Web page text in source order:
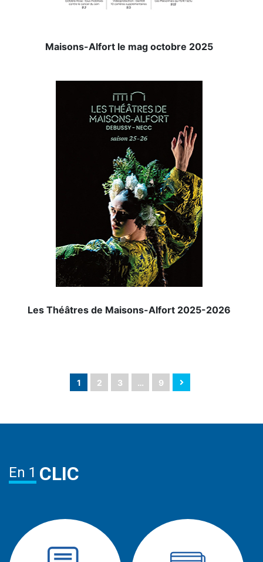
Maisons-Alfort le mag octobre 2025
Les Théâtres de Maisons-Alfort 2025-2026
1 2 3 … 9
En 1 CLIC